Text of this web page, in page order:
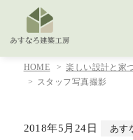
HOME
楽しい設計と家
スタッフ写真撮影
2018年5月24日 あす